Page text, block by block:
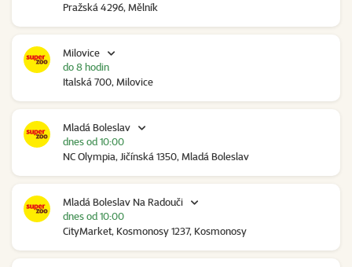
Pražská 4296, Mělník
Milovice
Italská 700, Milovice
do 8 hodin
Mladá Boleslav
NC Olympia, Jičínská 1350, Mladá Boleslav
dnes od 10:00
Mladá Boleslav Na Radouči
CityMarket, Kosmonosy 1237, Kosmonosy
dnes od 10:00